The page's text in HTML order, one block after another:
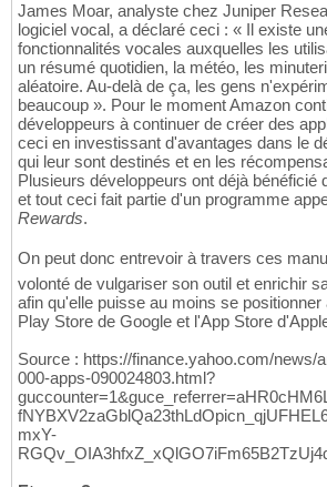
James Moar, analyste chez Juniper
logiciel vocal, a déclaré ceci : « Il existe
fonctionnalités vocales auxquelles les
un résumé quotidien, la météo, les
aléatoire. Au-delà de ça, les gens
beaucoup ». Pour le moment Amazon
développeurs à continuer de créer des
ceci en investissant d'avantages dans le
qui leur sont destinés et en les
Plusieurs développeurs ont déjà bénéficié
et tout ceci fait partie d'un programme
Rewards.
On peut donc entrevoir à travers ces
volonté de vulgariser son outil et enrichir
afin qu'elle puisse au moins se
Play Store de Google et l'App Store
Source : https://finance.yahoo.com/news/
000-apps-090024803.html?
mxY-